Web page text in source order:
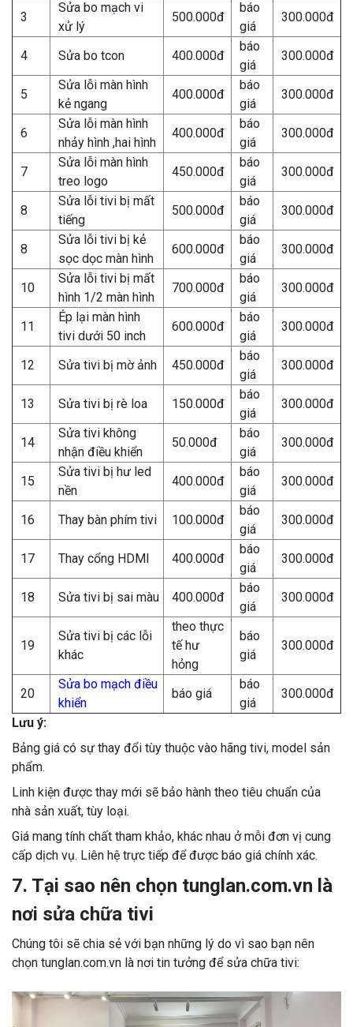
3
Sửa bo mạch vi
xử lý
500.000đ
báo
giá
300.000đ
4 Sửa bo tcon 400.000đ
báo
giá
300.000đ
5
Sửa lỗi màn hình
kẻ ngang
400.000đ
báo
giá
300.000đ
6
Sửa lỗi màn hình
nhảy hình ,hai hình
400.000đ
báo
giá
300.000đ
7
Sửa lỗi màn hình
treo logo
450.000đ
báo
giá
300.000đ
8
Sửa lỗi tivi bị mất
tiếng
500.000đ
báo
giá
300.000đ
8
Sửa lỗi tivi bị kẻ
sọc dọc màn hình
600.000đ
báo
giá
300.000đ
10
Sửa lỗi tivi bị mất
hình 1/2 màn hình
700.000đ
báo
giá
300.000đ
11
Ép lại màn hình
tivi dưới 50 inch
600.000đ
báo
giá
300.000đ
12 Sửa tivi bị mờ ảnh 450.000đ
báo
giá
300.000đ
13 Sửa tivi bị rè loa 150.000đ
báo
giá
300.000đ
14
Sửa tivi không
nhận điều khiển
50.000đ
báo
giá
300.000đ
15
Sửa tivi bị hư led
nền
400.000đ
báo
giá
300.000đ
16 Thay bàn phím tivi 100.000đ
báo
giá
300.000đ
17 Thay cổng HDMI 400.000đ
báo
giá
300.000đ
18 Sửa tivi bị sai màu 400.000đ
báo
giá
300.000đ
19
Sửa tivi bị các lỗi
khác
theo thực
tế hư
hỏng
báo
giá
300.000đ
20
Sửa bo mạch điều
khiển
báo giá
báo
giá
300.000đ
Lưu ý:
Bảng giá có sự thay đổi tùy thuộc vào hãng tivi, model sản
phẩm.
Linh kiện được thay mới sẽ bảo hành theo tiêu chuẩn của
nhà sản xuất, tùy loại.
Giá mang tính chất tham khảo, khác nhau ở mỗi đơn vị cung
cấp dịch vụ. Liên hệ trực tiếp để được báo giá chính xác.
7. Tại sao nên chọn tunglan.com.vn là
nơi sửa chữa tivi
Chúng tôi sẽ chia sẻ với bạn những lý do vì sao bạn nên
chọn tunglan.com.vn là nơi tin tưởng để sửa chữa tivi: